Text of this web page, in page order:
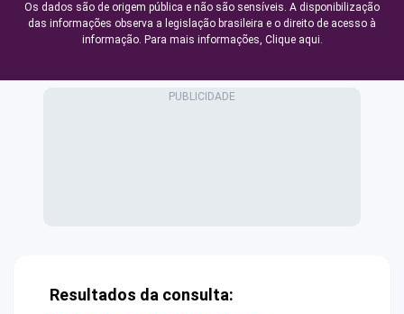
Os dados são de origem pública e não são sensíveis. A disponibilização
das informações observa a legislação brasileira e o direito de acesso à
informação. Para mais informações, Clique aqui.
Resultados da consulta: